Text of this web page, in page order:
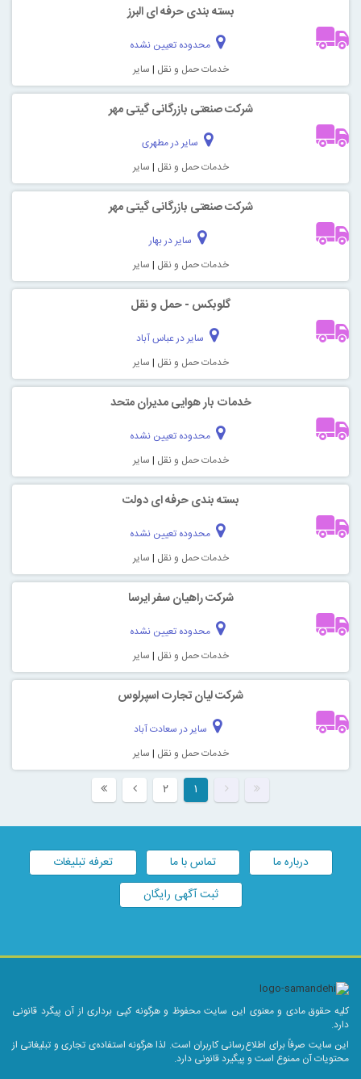
بسته بندی حرفه ای البرز
محدوده تعیین نشده
خدمات حمل و نقل | سایر
شرکت صنعتی بازرگانی گیتی مهر
سایر در مطهری
خدمات حمل و نقل | سایر
شرکت صنعتی بازرگانی گیتی مهر
سایر در بهار
خدمات حمل و نقل | سایر
گلوبکس - حمل و نقل
سایر در عباس آباد
خدمات حمل و نقل | سایر
خدمات بار هوایی مدیران متحد
محدوده تعیین نشده
خدمات حمل و نقل | سایر
بسته بندی حرفه ای دولت
محدوده تعیین نشده
خدمات حمل و نقل | سایر
شرکت راهیان سفر ایرسا
محدوده تعیین نشده
خدمات حمل و نقل | سایر
شرکت لیان تجارت اسپرلوس
سایر در سعادت آباد
خدمات حمل و نقل | سایر
۱ ۲
درباره ما تماس با ما
تعرفه تبلیغات
ثبت آگهی رایگان
کلیه حقوق مادی و معنوی این سایت محفوظ و هرگونه کپی برداری از آن پیگرد قانونی
دارد.
این سایت صرفاً برای اطلاع‌رسانی کاربران است. لذا هرگونه استفاده‌ی تجاری و تبلیغاتی از
محتویات آن ممنوع است و پیگیرد قانونی دارد.